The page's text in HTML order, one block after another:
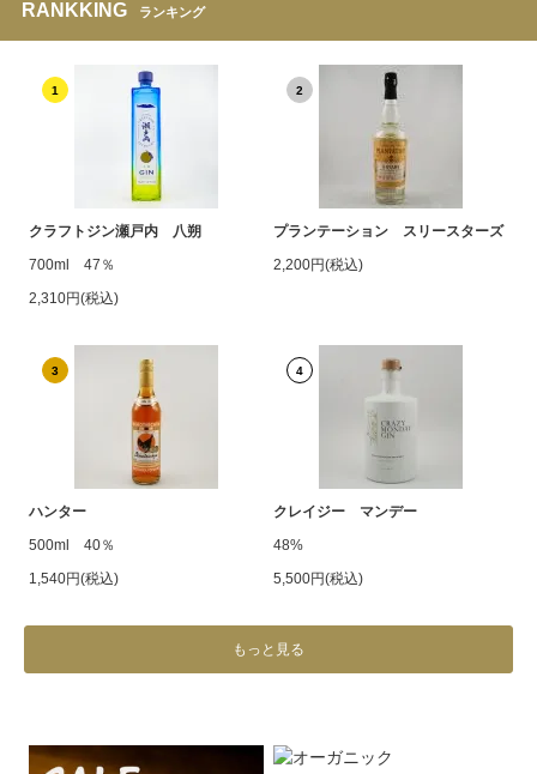
RANKKING ランキング
1
クラフトジン瀬戸内 八朔
700ml 47％
2,310円(税込)
2
プランテーション スリースターズ
2,200円(税込)
3
ハンター
500ml 40％
1,540円(税込)
4
クレイジー マンデー
48%
5,500円(税込)
もっと見る